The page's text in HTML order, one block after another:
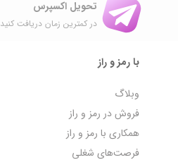
تحویل اکسپرس
در کمترین زمان دریافت کنید
با رمز و راز
وبلاگ
فروش در رمز و راز
همکاری با رمز و راز
فرصت‌های شغلی